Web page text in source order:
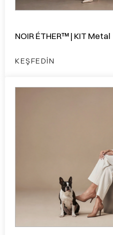
NOIR ÉTHER™ | KIT Metal
KEŞFEDIN